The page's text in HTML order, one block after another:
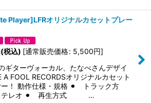
Player]LFRオリジナルカセットプレー
(税込) [通常販売価格: 5,500円]
ギターヴォーカル、たなべさんデザイ
A FOOL RECORDSオリジナルカセット
ー！ 動作仕様・規格 ⚫︎ トラック方
テレオ ⚫︎ 再生方式 …